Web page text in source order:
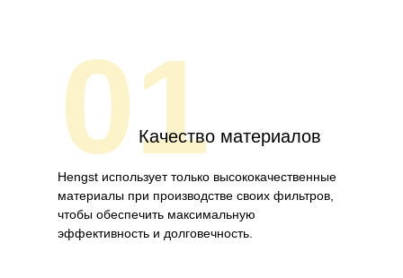
01Качество материалов
Hengst использует только высококачественные
материалы при производстве своих фильтров,
чтобы обеспечить максимальную
эффективность и долговечность.